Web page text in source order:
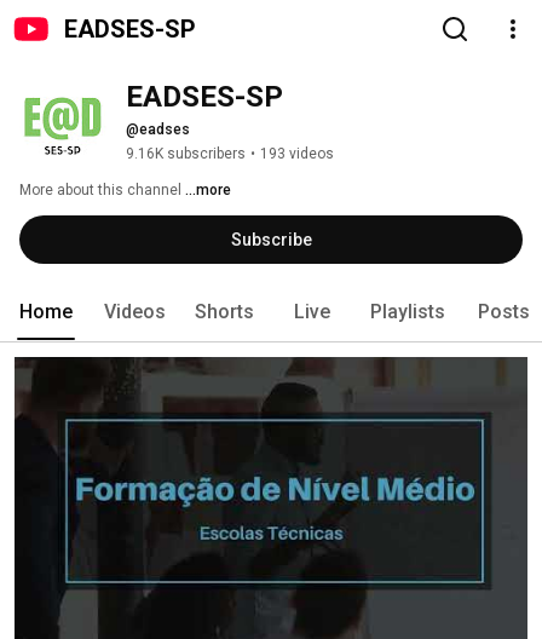
EADSES-SP
EADSES-SP
@eadses
9.16K subscribers • 193 videos
More about this channel ...more
Subscribe
Home Videos Shorts Live Playlists Posts